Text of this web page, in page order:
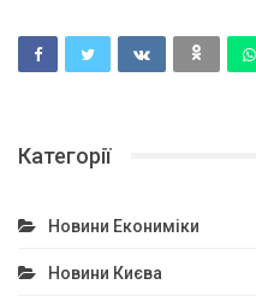
Категорії
Новини Екониміки
Новини Києва